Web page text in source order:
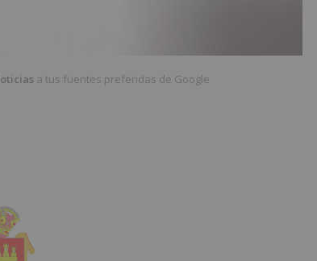
a tus fuentes preferidas de Google